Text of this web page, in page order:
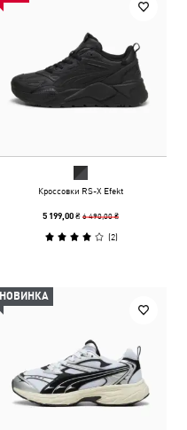
Кроссовки RS-X Efekt
5 199,00 ₴6 490,00 ₴
(2)
НОВИНКА